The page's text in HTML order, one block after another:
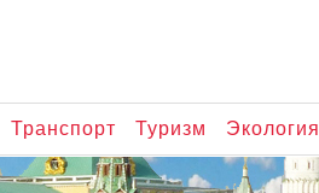
Транспорт Туризм Экология